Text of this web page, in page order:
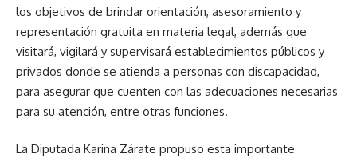
los objetivos de brindar orientación, asesoramiento y
representación gratuita en materia legal, además que
visitará, vigilará y supervisará establecimientos públicos y
privados donde se atienda a personas con discapacidad,
para asegurar que cuenten con las adecuaciones necesarias
para su atención, entre otras funciones.
La Diputada Karina Zárate propuso esta importante